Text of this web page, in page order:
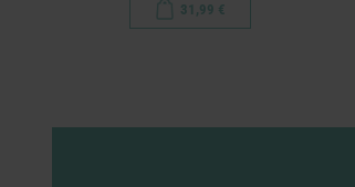
31,99 €